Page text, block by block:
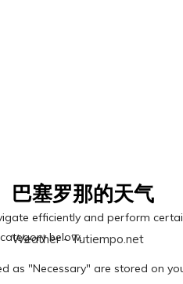
巴塞罗那的天气
Weather - Tutiempo.net